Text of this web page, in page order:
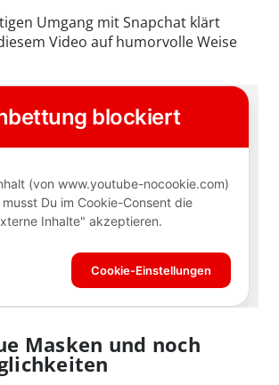
Umgang mit Snapchat klärt
Video auf humorvolle Weise
Masken und noch